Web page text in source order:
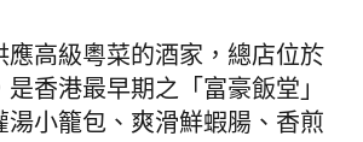
應高級粵菜的酒家，總店位於
香港最早期之「富豪飯堂」
湯小籠包、爽滑鮮蝦腸、香煎